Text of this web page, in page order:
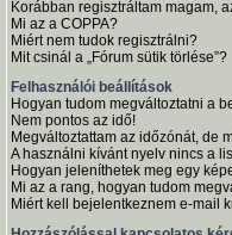
Korábban regisztráltam magam,
Mi az a COPPA?
Miért nem tudok regisztrálni?
Mit csinál a „Fórum sütik törlése”?
Felhasználói beállítások
Hogyan tudom megváltoztatni a
Nem pontos az idő!
Megváltoztattam az időzónát, de
A használni kívánt nyelv nincs a
Hogyan jeleníthetek meg egy
Mi az a rang, hogyan tudom
Miért kell bejelentkeznem e-mail